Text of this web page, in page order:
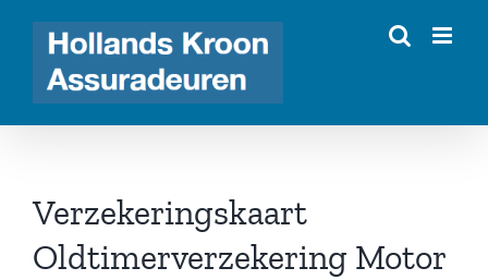
inhoud
Verzekeringskaart
Oldtimerverzekering Motor